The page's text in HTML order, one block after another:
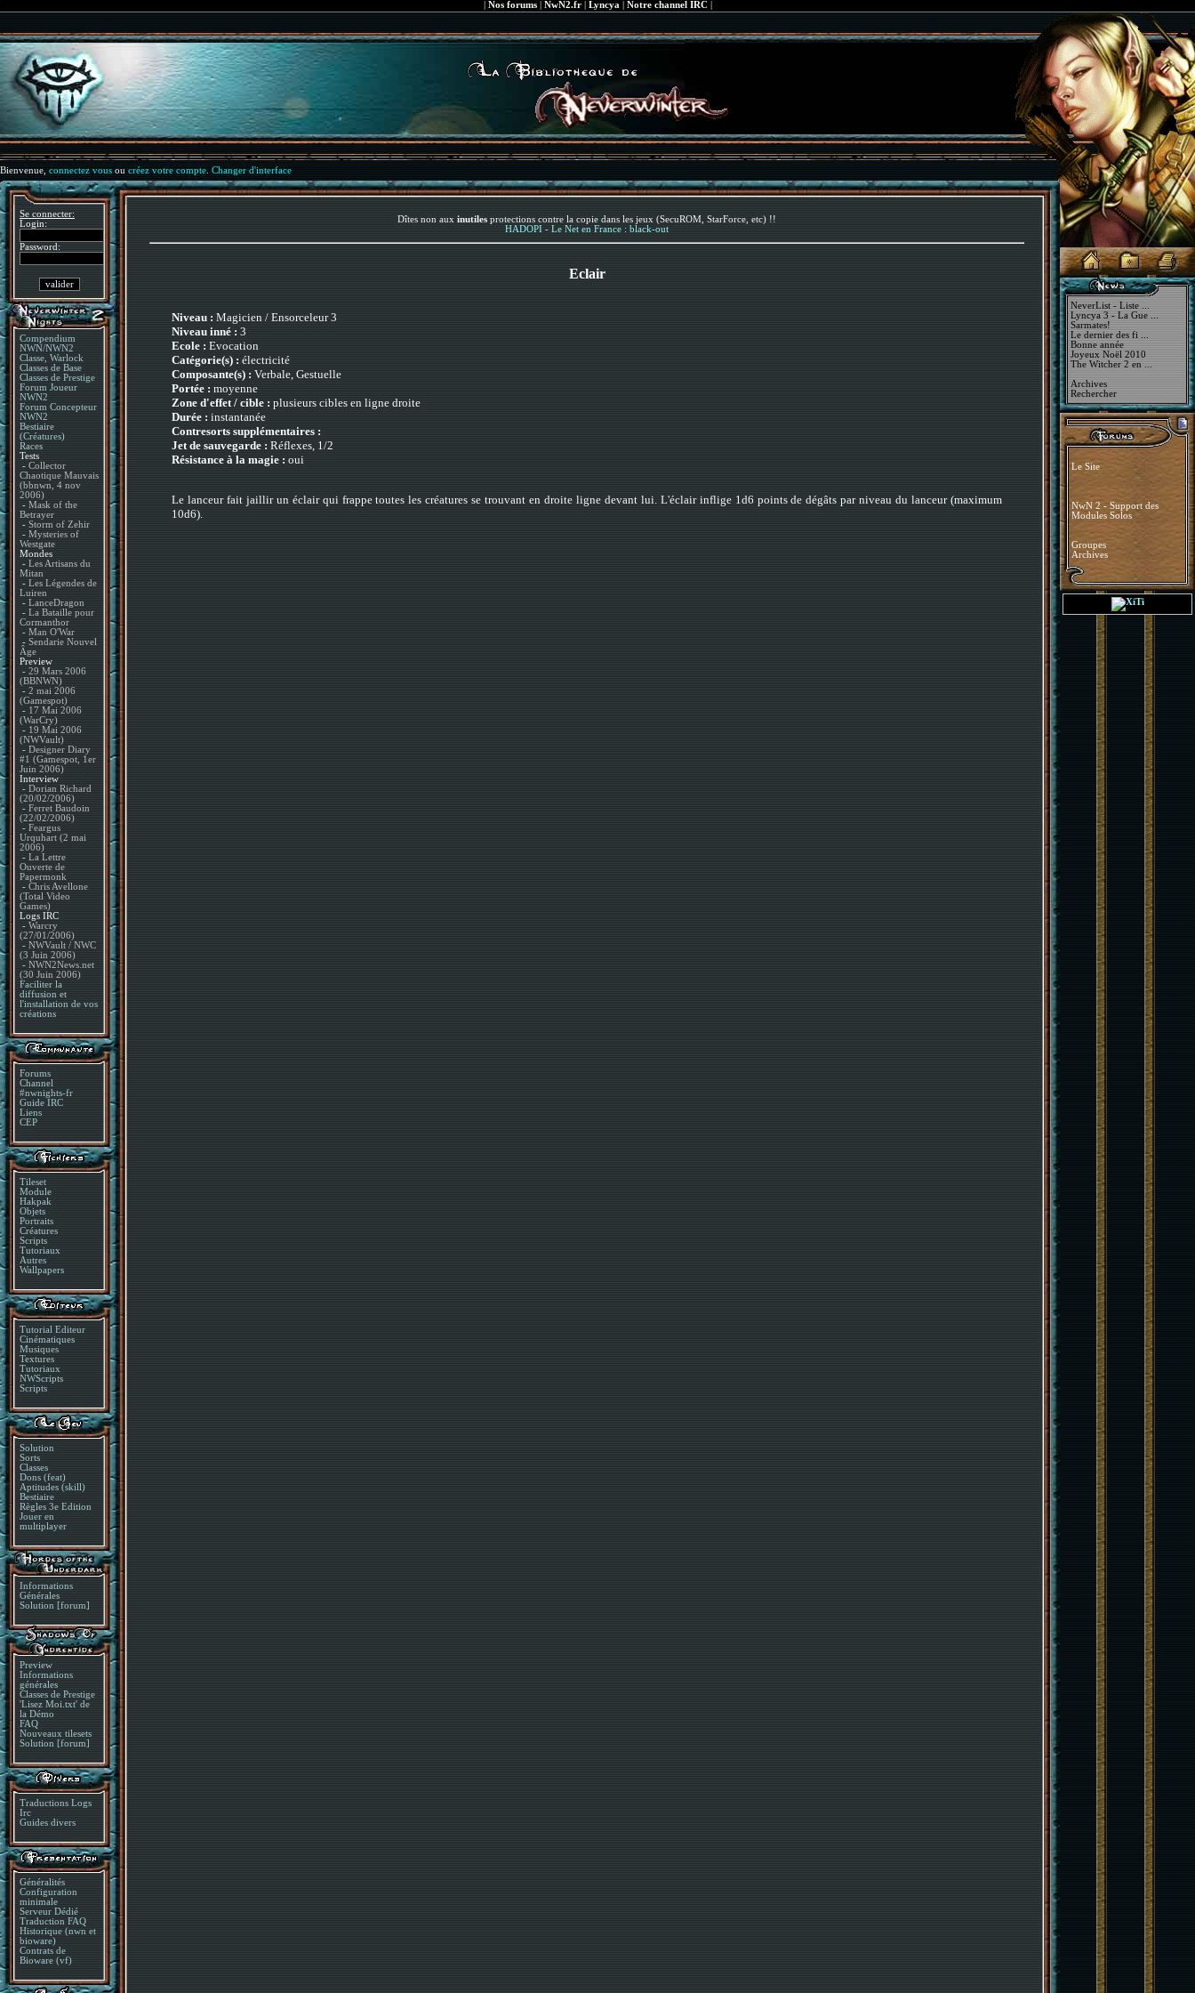
Nos forums| NwN2.fr| Lyncya Notre channel IRC|
Bienvenue, connectez vous ou créez votre compte Changer d'interface
Se connecter:
Login:
Password:
Compendium
NWN/NWN2
Classe, Warlock
Classes de Base
Classes de Prestige
Forum Joueur
NWN2
Forum Concepteur
NWN2
Bestiaire
(Créatures)
Races
Tests
- Collector
Chaotique Mauvais
(bbnwn, 4 nov
2006)
- Mask of the
Betrayer
- Storm of Zehir
- Mysteries of
Westgate
Mondes
- Les Artisans du
Mitan
- Les Légendes de
Luiren
- LanceDragon
- La Bataille pour
Cormanthor
- Man O'War
- Sendarie Nouvel
Âge
Preview
- 29 Mars 2006
(BBNWN)
- 2 mai 2006
(Gamespot)
- 17 Mai 2006
(WarCry)
- 19 Mai 2006
(NWVault)
- Designer Diary
#1 (Gamespot, 1er
Juin 2006)
Interview
- Dorian Richard
(20/02/2006)
- Ferret Baudoin
(22/02/2006)
- Feargus
Urquhart (2 mai
2006)
- La Lettre
Ouverte de
Papermonk
- Chris Avellone
(Total Video
Games)
Logs IRC
- Warcry
(27/01/2006)
- NWVault / NWC
(3 Juin 2006)
- NWN2News.net
(30 Juin 2006)
Faciliter la
diffusion et
l'installation de vos
créations
Forums
Channel
#nwnights-fr
Guide IRC
Liens
CEP
Tileset
Module
Hakpak
Objets
Portraits
Créatures
Scripts
Tutoriaux
Autres
Wallpapers
Tutorial Editeur
Cinématiques
Musiques
Textures
Tutoriaux
NWScripts
Scripts
Solution
Sorts
Classes
Dons (feat)
Aptitudes (skill)
Bestiaire
Règles 3e Edition
Jouer en
multiplayer
Informations
Générales
Solution [forum]
Preview
Informations
générales
Classes de Prestige
'Lisez Moi.txt' de
la Démo
FAQ
Nouveaux tilesets
Solution [forum]
Traductions Logs
Irc
Guides divers
Généralités
Configuration
minimale
Serveur Dédié
Traduction FAQ
Historique (nwn et
bioware)
Contrats de
Bioware (vf)
Dîtes non aux inutiles protections contre la copie dans les jeux (SecuROM, StarForce, etc) !!
HADOPI - Le Net en France : black-out
Eclair
Niveau : Magicien / Ensorceleur 3
Niveau inné : 3
Ecole : Evocation
Catégorie(s) : électricité
Composante(s) : Verbale, Gestuelle
Portée : moyenne
Zone d'effet / cible : plusieurs cibles en ligne droite
Durée : instantanée
Contresorts supplémentaires :
Jet de sauvegarde : Réflexes, 1/2
Résistance à la magie : oui
Le lanceur fait jaillir un éclair qui frappe toutes les créatures se trouvant en droite ligne devant lui. L'éclair inflige 1d6 points de dégâts par niveau du lanceur (maximum
10d6).
NeverList - Liste ...
Lyncya 3 - La Gue ...
Sarmates!
Le dernier des fi ...
Bonne année
Joyeux Noël 2010
The Witcher 2 en ...
Archives
Rechercher
Le Site
NwN 2 - Support des
Modules Solos
Groupes
Archives